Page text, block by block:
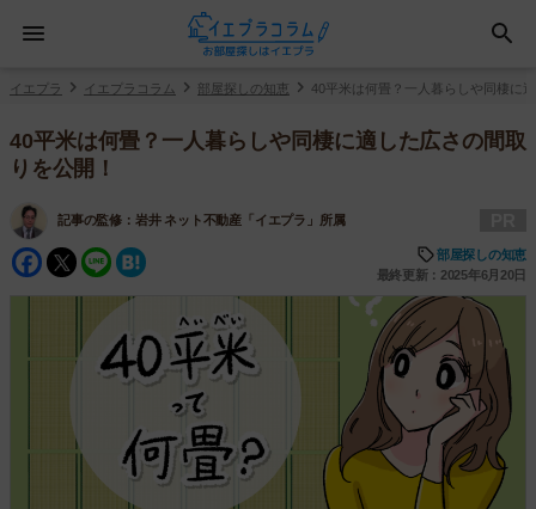
イエプラ イエプラコラム 部屋探しの知恵 40平米は何畳？一人暮らしや同棲に
40平米は何畳？一人暮らしや同棲に適した広さの間取
りを公開！
記事の監修： 岩井 ネット不動産「イエプラ」所属
Facebook
Twitter
Line
部屋探しの知恵
最終更新：2025年6月20日